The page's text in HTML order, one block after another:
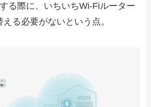
る際に、いちいちWi-Fiルーター
る必要がないという点。